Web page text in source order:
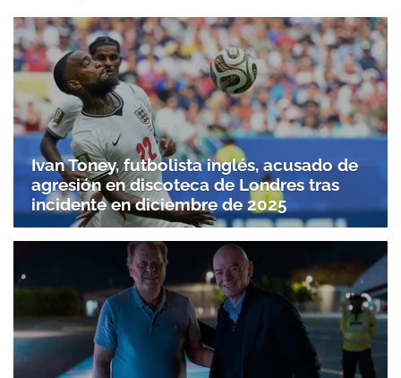
Ivan Toney, futbolista inglés, acusado de
agresión en discoteca de Londres tras
incidente en diciembre de 2025